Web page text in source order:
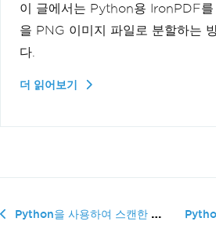
이 글에서는 Python용 IronPDF
을 PNG 이미지 파일로 분할하는
다.
더 읽어보기
Python을 사용하여 스캔한 PDF에서 텍스트를 추출하는 방법